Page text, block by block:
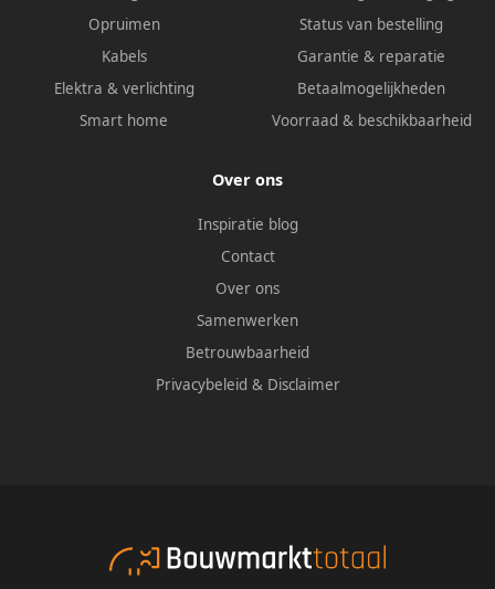
Opruimen
Kabels
Elektra & verlichting
Smart home
Status van bestelling
Garantie & reparatie
Betaalmogelijkheden
Voorraad & beschikbaarheid
Over ons
Inspiratie blog
Contact
Over ons
Samenwerken
Betrouwbaarheid
Privacybeleid & Disclaimer